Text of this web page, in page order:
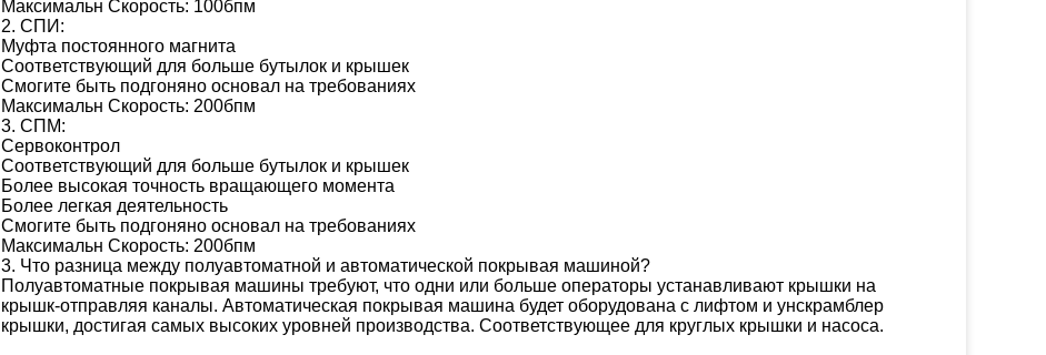
Максимальн Скорость: 100бпм
2. СПИ:
Муфта постоянного магнита
Соответствующий для больше бутылок и крышек
Смогите быть подгоняно основал на требованиях
Максимальн Скорость: 200бпм
3. СПМ:
Сервоконтрол
Соответствующий для больше бутылок и крышек
Более высокая точность вращающего момента
Более легкая деятельность
Смогите быть подгоняно основал на требованиях
Максимальн Скорость: 200бпм
3. Что разница между полуавтоматной и автоматической покрывая машиной?
Полуавтоматные покрывая машины требуют, что одни или больше операторы устанавливают крышки на
крышк-отправляя каналы. Автоматическая покрывая машина будет оборудована с лифтом и унскрамблер
крышки, достигая самых высоких уровней производства. Соответствующее для круглых крышки и насоса.